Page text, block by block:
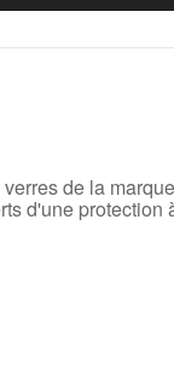
verres de la
d'une protection